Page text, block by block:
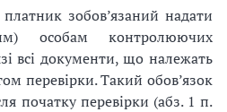
зобов’язаний надати
особам контролюючих
всі документи, що належать
перевірки. Такий обов’язок
початку перевірки (абз. 1 п.